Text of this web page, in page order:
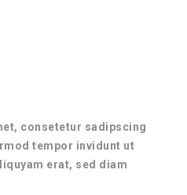
consetetur sadipscing
tempor invidunt ut
erat, sed diam